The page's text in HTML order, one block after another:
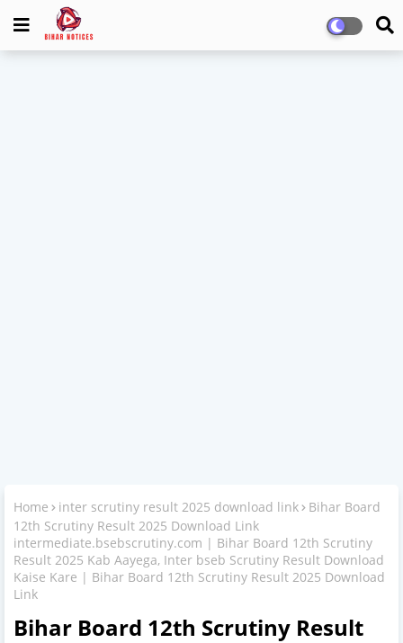
Home inter scrutiny result 2025 download link
Bihar Board
12th Scrutiny Result 2025 Download Link
intermediate.bsebscrutiny.com | Bihar Board 12th Scrutiny
Result 2025 Kab Aayega, Inter bseb Scrutiny Result Download
Kaise Kare | Bihar Board 12th Scrutiny Result 2025 Download
Link
Bihar Board 12th Scrutiny Result